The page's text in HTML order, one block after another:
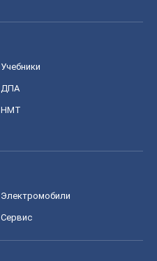
Учебники
ДПА
НМТ
Электромобили
Сервис